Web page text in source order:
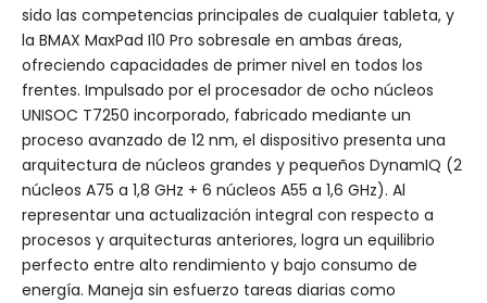
sido las competencias principales de cualquier tableta, y
la BMAX MaxPad I10 Pro sobresale en ambas áreas,
ofreciendo capacidades de primer nivel en todos los
frentes. Impulsado por el procesador de ocho núcleos
UNISOC T7250 incorporado, fabricado mediante un
proceso avanzado de 12 nm, el dispositivo presenta una
arquitectura de núcleos grandes y pequeños DynamIQ (2
núcleos A75 a 1,8 GHz + 6 núcleos A55 a 1,6 GHz). Al
representar una actualización integral con respecto a
procesos y arquitecturas anteriores, logra un equilibrio
perfecto entre alto rendimiento y bajo consumo de
energía. Maneja sin esfuerzo tareas diarias como